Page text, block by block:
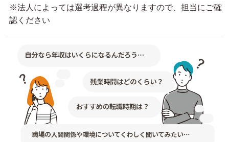
※法人によっては選考過程が異なりますので、担当にご確
認ください